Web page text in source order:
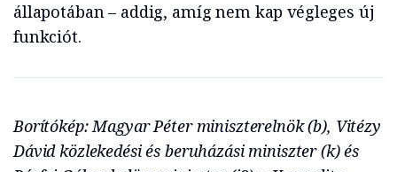
állapotában – addig, amíg nem kap végleges új
funkciót.
Borítókép: Magyar Péter miniszterelnök (b), Vitézy
Dávid közlekedési és beruházási miniszter (k) és